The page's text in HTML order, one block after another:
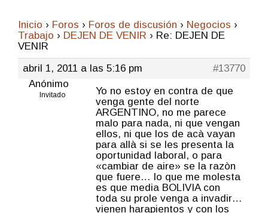
Inicio › Foros › Foros de discusión › Negocios ›
Trabajo › DEJEN DE VENIR › Re: DEJEN DE
VENIR
abril 1, 2011 a las 5:16 pm
#13770
Anónimo
Invitado
Yo no estoy en contra de que
venga gente del norte
ARGENTINO, no me parece
malo para nada, ni que vengan
ellos, ni que los de acà vayan
para allà si se les presenta la
oportunidad laboral, o para
«cambiar de aire» se la razòn
que fuere… lo que me molesta
es que media BOLIVIA con
toda su prole venga a invadir…
vienen harapientos y con los